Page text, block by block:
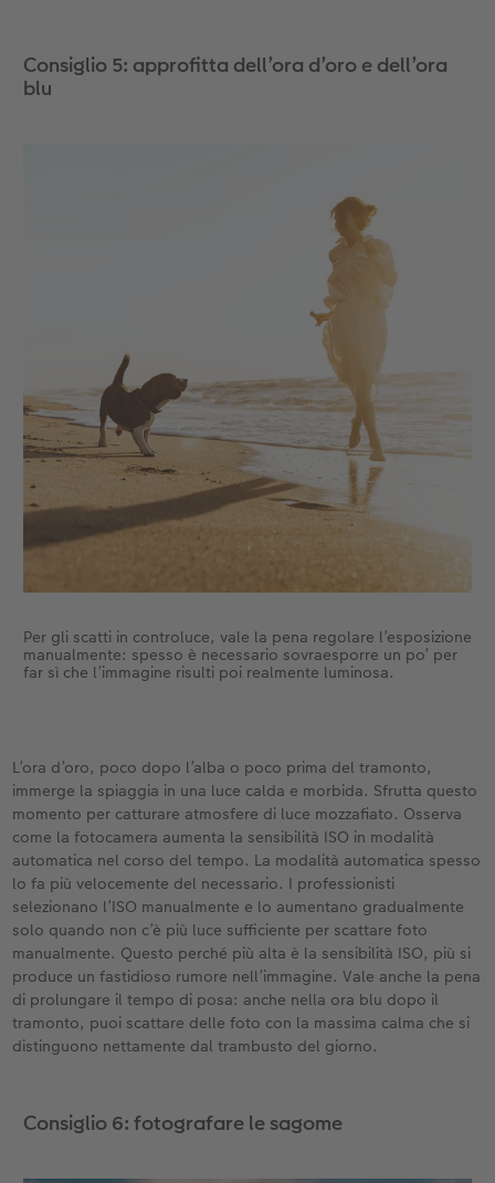
Consiglio 5: approfitta dell’ora d’oro e dell’ora
blu
Per gli scatti in controluce, vale la pena regolare l’esposizione
manualmente: spesso è necessario sovraesporre un po’ per
far sì che l’immagine risulti poi realmente luminosa.
L’ora d’oro, poco dopo l’alba o poco prima del tramonto,
immerge la spiaggia in una luce calda e morbida. Sfrutta questo
momento per catturare atmosfere di luce mozzafiato. Osserva
come la fotocamera aumenta la sensibilità ISO in modalità
automatica nel corso del tempo. La modalità automatica spesso
lo fa più velocemente del necessario. I professionisti
selezionano l’ISO manualmente e lo aumentano gradualmente
solo quando non c’è più luce sufficiente per scattare foto
manualmente. Questo perché più alta è la sensibilità ISO, più si
produce un fastidioso rumore nell’immagine. Vale anche la pena
di prolungare il tempo di posa: anche nella ora blu dopo il
tramonto, puoi scattare delle foto con la massima calma che si
distinguono nettamente dal trambusto del giorno.
Consiglio 6: fotografare le sagome